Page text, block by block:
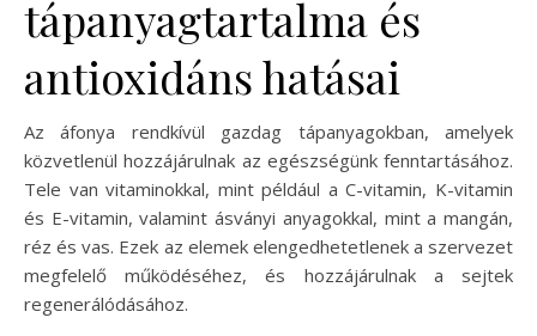
tápanyagtartalma és
antioxidáns hatásai
Az áfonya rendkívül gazdag tápanyagokban, amelyek
közvetlenül hozzájárulnak az egészségünk fenntartásához.
Tele van vitaminokkal, mint például a C-vitamin, K-vitamin
és E-vitamin, valamint ásványi anyagokkal, mint a mangán,
réz és vas. Ezek az elemek elengedhetetlenek a szervezet
megfelelő működéséhez, és hozzájárulnak a sejtek
regenerálódásához.